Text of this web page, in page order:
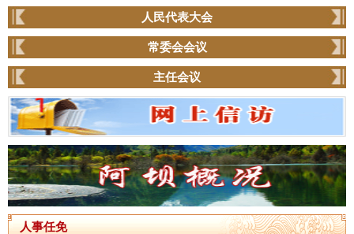
人民代表大会
常委会会议
主任会议
人事任免